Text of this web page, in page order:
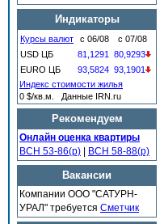
Индикаторы
Курсы валют с 06/08
с 07/08
USD ЦБ
81,1291
80,9293
EURO ЦБ
93,5824 93,1901
Индекс стоимости жилья
0 $/кв.м. Данные IRN.ru
Рекомендуем
Онлайн оценка квартиры
ВСН 53-86(р)
ВСН 58-88(р)
Вакансии
Компании ООО "САТУРН-
УРАЛ" требуется Сметчик